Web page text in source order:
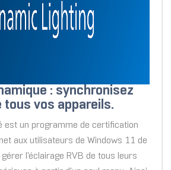
: synchronisez
tous vos appareils.
est un programme de certification
aux utilisateurs de Windows 11 de
l'éclairage RVB de tous leurs